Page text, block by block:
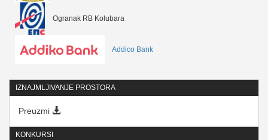
Ogranak RB Kolubara
Addico Bank
IZNAJMLJIVANJE PROSTORA
Preuzmi
KONKURSI